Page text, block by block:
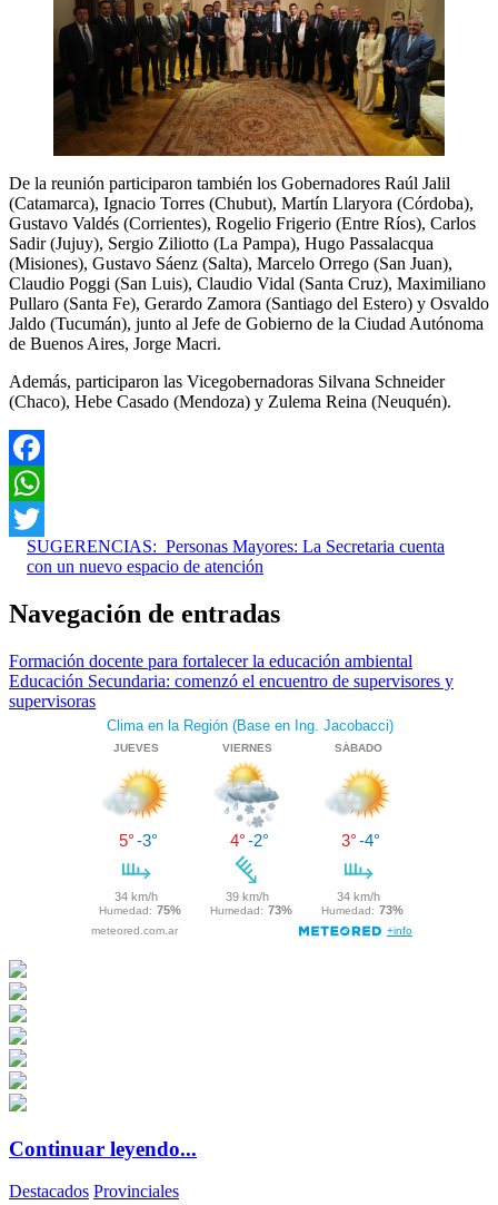
De la reunión participaron también los Gobernadores Raúl Jalil
(Catamarca), Ignacio Torres (Chubut), Martín Llaryora (Córdoba),
Gustavo Valdés (Corrientes), Rogelio Frigerio (Entre Ríos), Carlos
Sadir (Jujuy), Sergio Ziliotto (La Pampa), Hugo Passalacqua
(Misiones), Gustavo Sáenz (Salta), Marcelo Orrego (San Juan),
Claudio Poggi (San Luis), Claudio Vidal (Santa Cruz), Maximiliano
Pullaro (Santa Fe), Gerardo Zamora (Santiago del Estero) y Osvaldo
Jaldo (Tucumán), junto al Jefe de Gobierno de la Ciudad Autónoma
de Buenos Aires, Jorge Macri.
Además, participaron las Vicegobernadoras Silvana Schneider
(Chaco), Hebe Casado (Mendoza) y Zulema Reina (Neuquén).
Facebook
WhatsApp
Twitter
SUGERENCIAS: Personas Mayores: La Secretaria cuenta
con un nuevo espacio de atención
Navegación de entradas
Formación docente para fortalecer la educación ambiental
Educación Secundaria: comenzó el encuentro de supervisores y
supervisoras
Continuar leyendo...
Destacados Provinciales